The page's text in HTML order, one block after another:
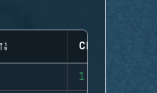
CLUTCHES
1